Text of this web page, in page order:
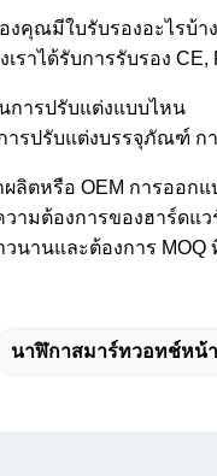
คุณมีใบรับรองอะไรบ้าง
ราได้รับการรับรอง CE,
ารปรับแต่งแบบไหน
ารปรับแต่งบรรจุภัณฑ์ ก
ลิตหรือ OEM การออกแ
ามต้องการของฮาร์ดแ
นานและต้องการ MOQ
นาฬิกาสมาร์ทวอทช์หน้า